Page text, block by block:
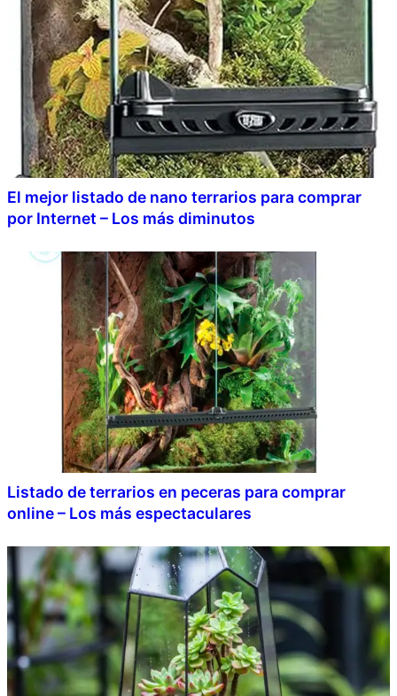
El mejor listado de nano terrarios para comprar
por Internet – Los más diminutos
Listado de terrarios en peceras para comprar
online – Los más espectaculares